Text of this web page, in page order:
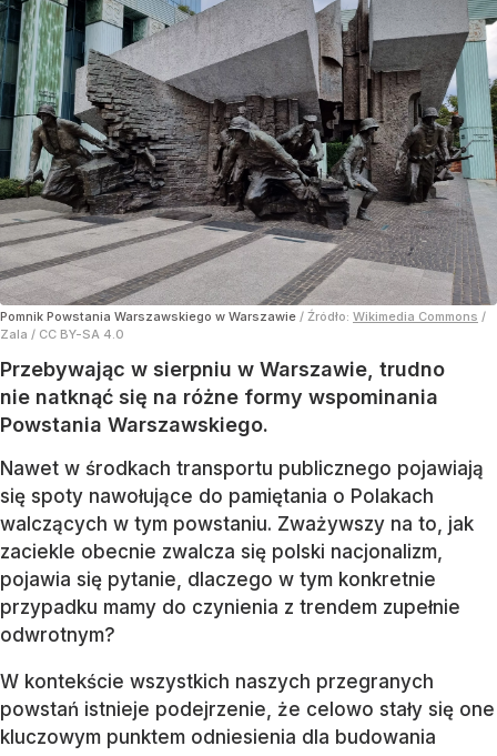
Pomnik Powstania Warszawskiego w Warszawie / Źródło: Wikimedia Commons /
Zala / CC BY-SA 4.0
Przebywając w sierpniu w Warszawie, trudno
nie natknąć się na różne formy wspominania
Powstania Warszawskiego.
Nawet w środkach transportu publicznego pojawiają
się spoty nawołujące do pamiętania o Polakach
walczących w tym powstaniu. Zważywszy na to, jak
zaciekle obecnie zwalcza się polski nacjonalizm,
pojawia się pytanie, dlaczego w tym konkretnie
przypadku mamy do czynienia z trendem zupełnie
odwrotnym?
W kontekście wszystkich naszych przegranych
powstań istnieje podejrzenie, że celowo stały się one
kluczowym punktem odniesienia dla budowania